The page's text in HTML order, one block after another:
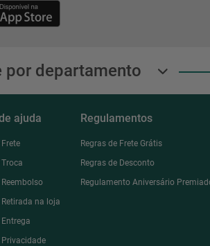
por departamento
ajuda
na loja
Regulamentos
Regras de Frete Grátis
Regras de Desconto
Regulamento Aniversário